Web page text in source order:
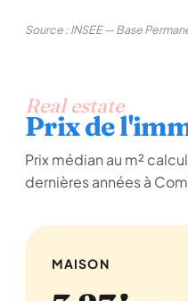
Source : INSEE — Base
Real estate
Prix de
Prix médian au m²
dernières années à
MAISON